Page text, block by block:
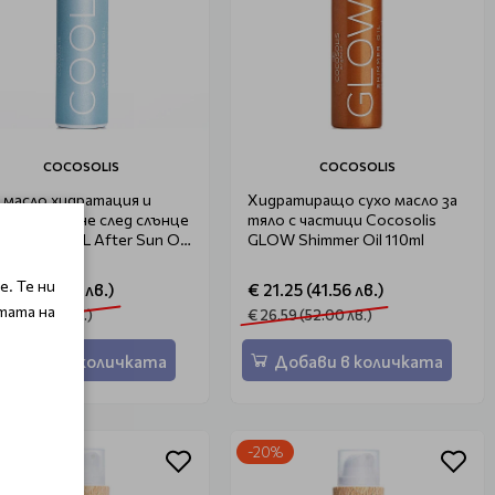
COCOSOLIS
хидратация и
след слънце
COOL After Sun Oil
(35.99 лв.)
(45.00 лв.)
Добави в количката
COCOSOLIS
Хидратиращо сухо масло за
тяло с частици Cocosolis
GLOW Shimmer Oil 110ml
€ 21.25 (41.56 лв.)
€ 26.59 (52.00 лв.)
Добави в количката
-20%
Те ни
на